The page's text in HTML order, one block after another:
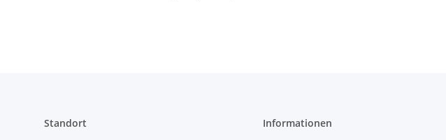
Standort
Informationen